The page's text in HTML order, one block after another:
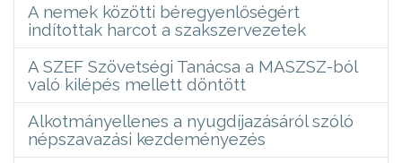
A nemek közötti béregyenlőségért
indítottak harcot a szakszervezetek
A SZEF Szövetségi Tanácsa a MASZSZ-ból
való kilépés mellett döntött
Alkotmányellenes a nyugdíjazásáról szóló
népszavazási kezdeményezés